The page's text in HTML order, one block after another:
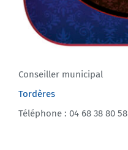
Conseiller municipal
Tordères
Téléphone : 04 68 38 80 58